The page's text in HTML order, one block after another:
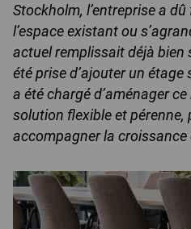
Stockholm, l’entreprise a
l’espace existant ou
actuel remplissait déjà bien
été prise d’ajouter un
a été chargé d’aménager
solution flexible et pérenne,
accompagner la croissance